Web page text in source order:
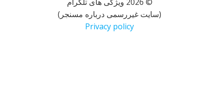
(سایت غیررسمی درباره مسنجر)
Privacy policy